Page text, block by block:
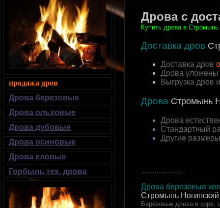
Дрова с
Купить дрова в Стромынь
Доставка дров
Доставка дров
Дрова
Выгрузка дров
Дрова Стромынь
Дрова
Стандартный
Другие размеры
Дрова березовые
Стромынь
Берёзовые дрова в коре,
продажа дров
Дрова березовые
Дрова ольховые
Дрова дубовые
Дрова осиновые
Дрова еловые
Горбыль тех. дрова